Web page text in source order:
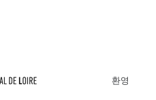
환영